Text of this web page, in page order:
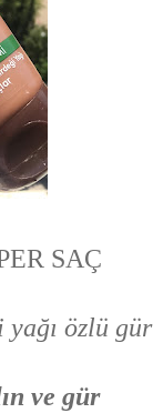
SAÇ
yağı özlü gür
ve gür